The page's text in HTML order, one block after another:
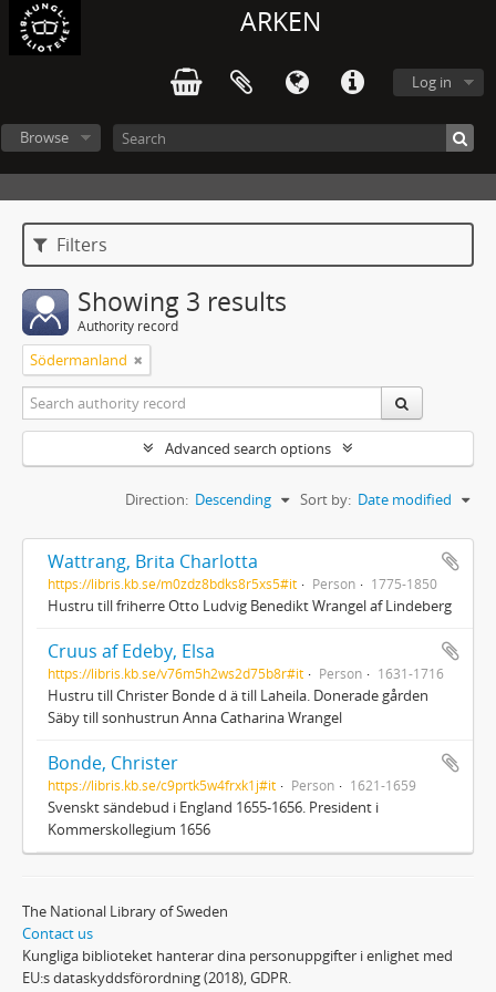
ARKEN
Log in
Browse
Filters
Showing 3 results
Authority record
Södermanland
Advanced search options
Sort by: Date modified
Direction: Descending
Wattrang, Brita Charlotta
https://libris.kb.se/m0zdz8bdks8r5xs5#it Person 1775-1850
Hustru till friherre Otto Ludvig Benedikt Wrangel af Lindeberg
Cruus af Edeby, Elsa
https://libris.kb.se/v76m5h2ws2d75b8r#it Person 1631-1716
Hustru till Christer Bonde d ä till Laheila. Donerade gården
Säby till sonhustrun Anna Catharina Wrangel
Bonde, Christer
https://libris.kb.se/c9prtk5w4frxk1j#it Person 1621-1659
Svenskt sändebud i England 1655-1656. President i
Kommerskollegium 1656
The National Library of Sweden
Contact us
Kungliga biblioteket hanterar dina personuppgifter i enlighet med
EU:s dataskyddsförordning (2018), GDPR.